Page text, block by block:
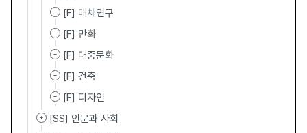
[F] 매체연구
[F] 만화
[F] 대중문화
[F] 건축
[F] 디자인
[SS] 인문과 사회